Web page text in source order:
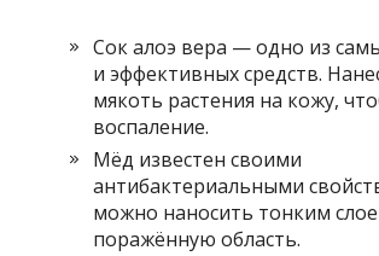
Сок алоэ вера — одно из
и эффективных средств.
мякоть растения на кожу,
воспаление.
Мёд известен своими
антибактериальными
можно наносить тонким
поражённую область.